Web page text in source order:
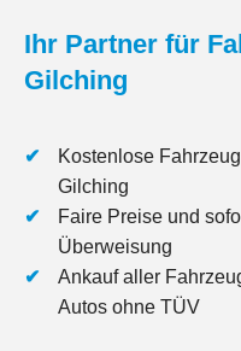
Ihr Partner für
Gilching
Kostenlose
Gilching
Faire Preise und
Überweisung
Ankauf aller
Autos ohne TÜV